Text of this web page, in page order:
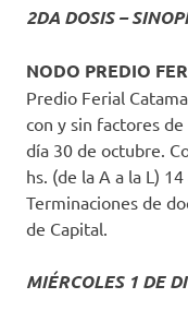
2DA DOSIS –
NODO PREDIO
Predio Ferial
con y sin factores
día 30 de octubre.
hs. (de la A a la L)
Terminaciones de
de Capital.
MIÉRCOLES 1 DE